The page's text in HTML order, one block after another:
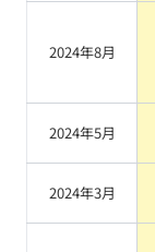
2024年8月
2024年5月
2024年3月